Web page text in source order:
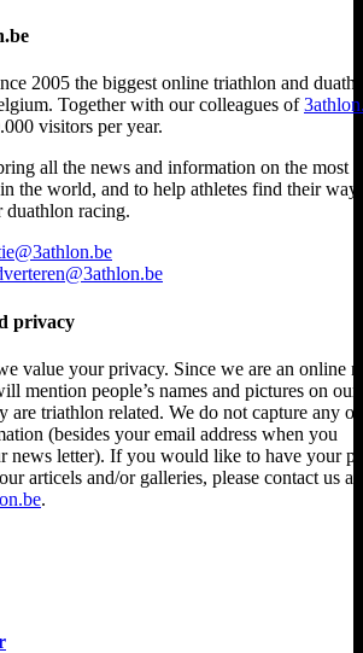
2005 the biggest online triathlon and
Together with our colleagues of
visitors per year.
all the news and information on the most
the world, and to help athletes find their way
duathlon racing.
privacy
value your privacy. Since we are an online
mention people’s names and pictures on
are triathlon related. We do not capture any
(besides your email address when you
news letter). If you would like to have your
articels and/or galleries, please contact us at
.